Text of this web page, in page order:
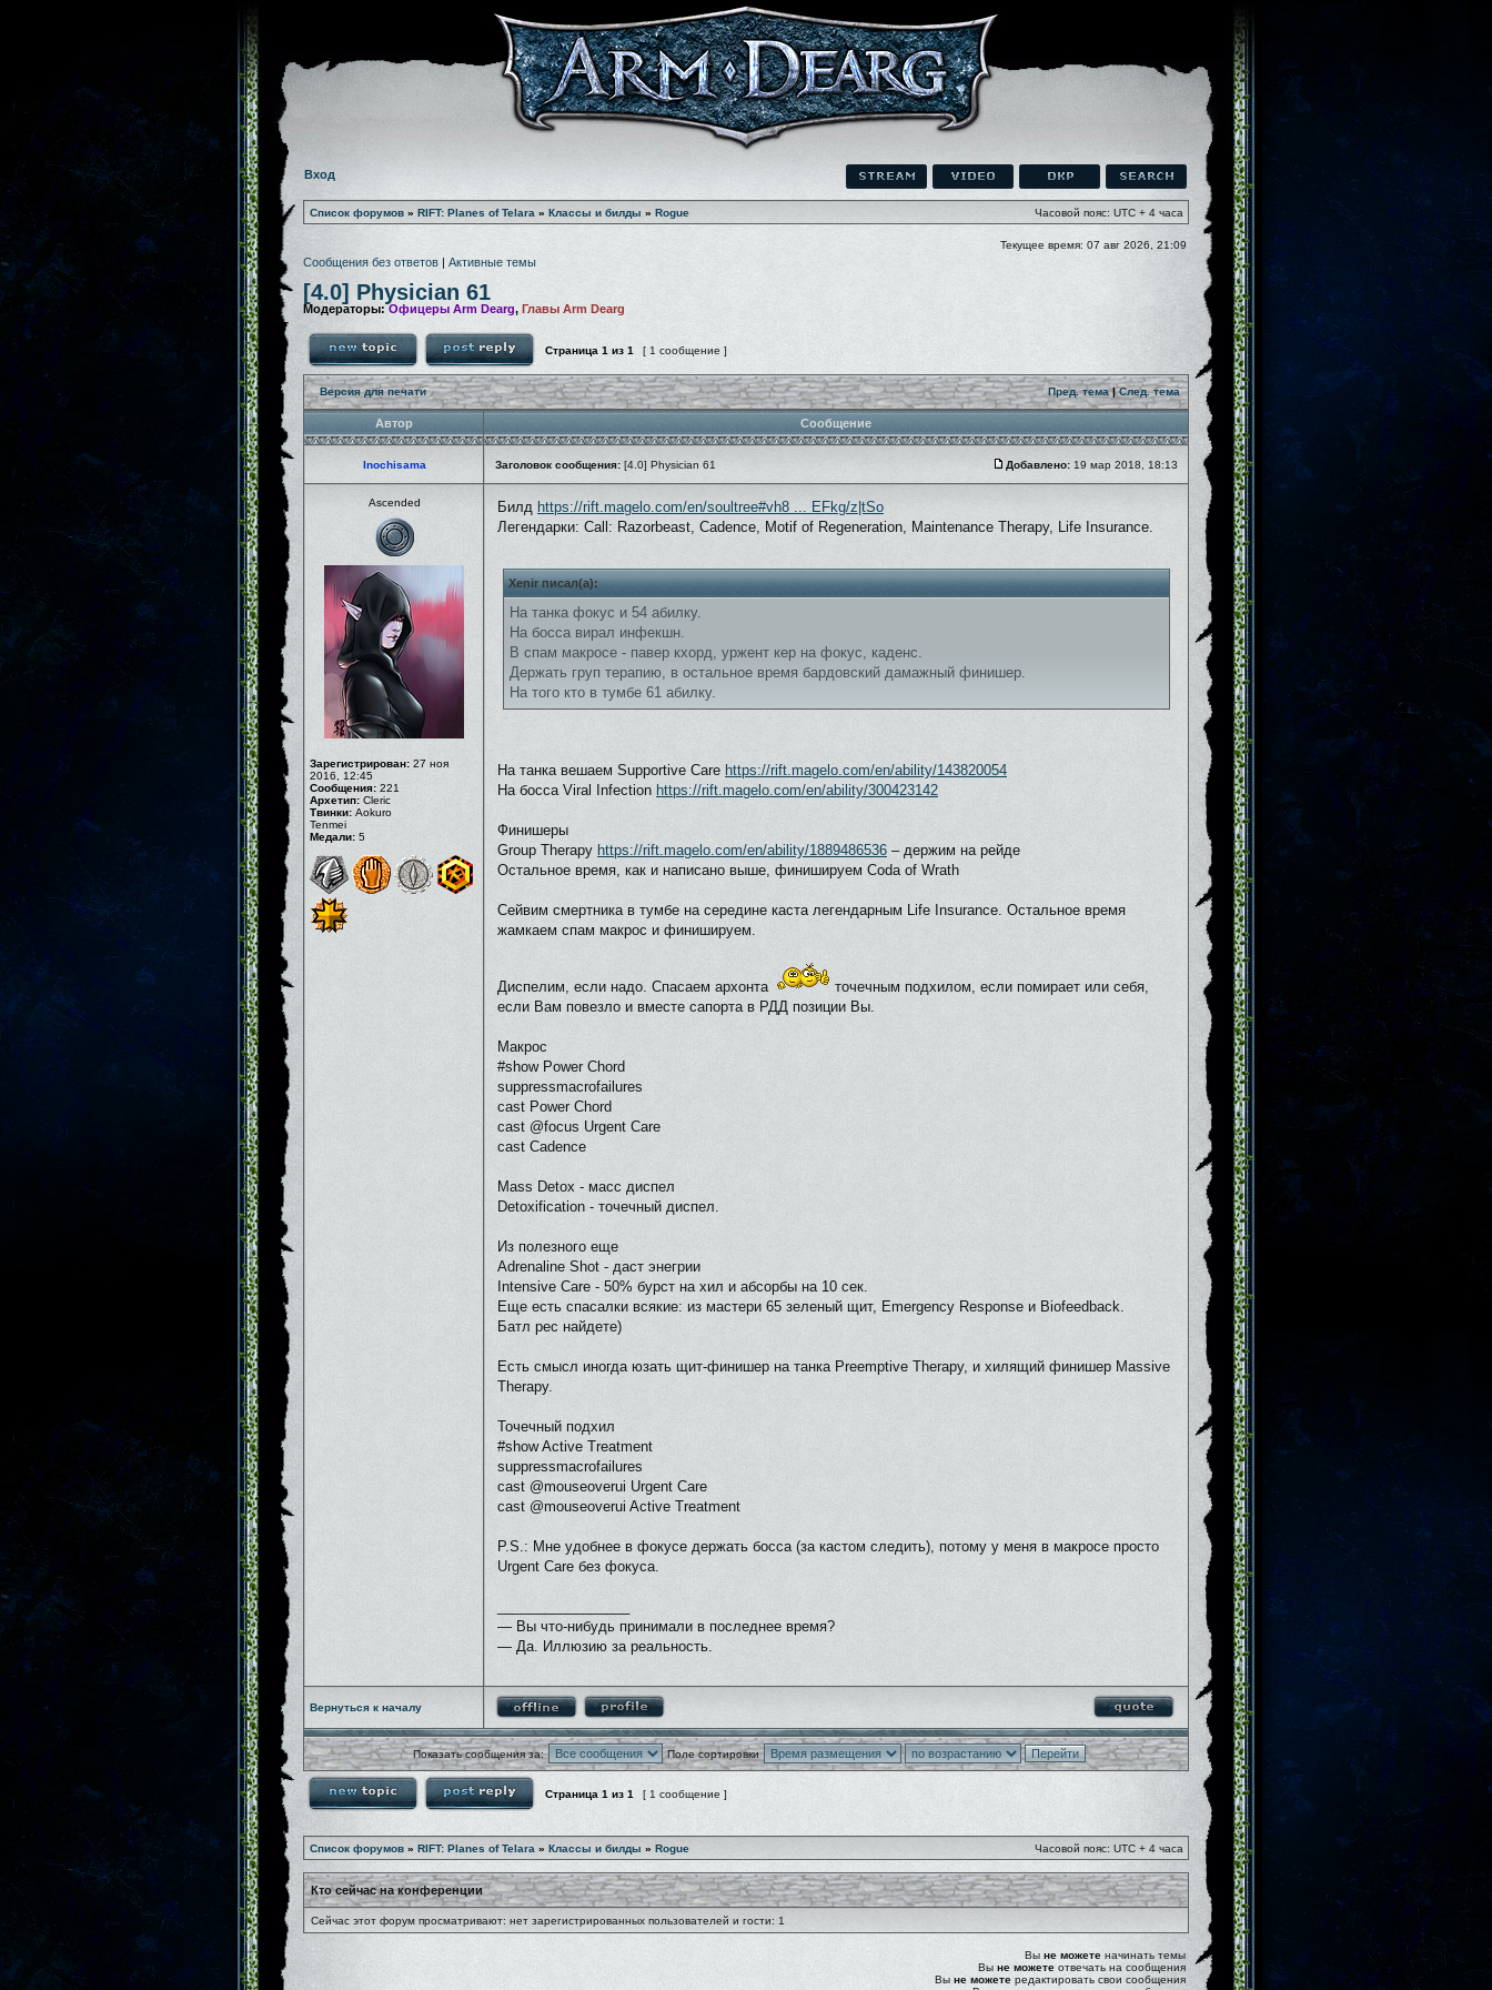
Вход
Список форумов » RIFT: Planes of Telara » Классы и билды » Rogue Часовой пояс: UTC + 4 часа
Текущее время: 07 авг 2026, 21:09
Сообщения без ответов | Активные темы
[4.0] Physician 61
Модераторы:Офицеры Arm Dearg, Главы Arm Dearg
Страница 1 из 1 [ 1 сообщение ]
Версия для печати Пред. тема|След. тема
Автор Сообщение
Inochisama Заголовок сообщения: [4.0] Physician 61 Добавлено: 19 мар 2018, 18:13
Ascended
Зарегистрирован: 27 ноя
2016, 12:45
Сообщения: 221
Архетип: Cleric
Твинки: Aokuro
Tenmei
Медали: 5
Билд https://rift.magelo.com/en/soultree#vh8 ... EFkg/z|tSo
Легендарки: Call: Razorbeast, Cadence, Motif of Regeneration, Maintenance Therapy, Life Insurance.
Xenir писал(а):
На танка фокус и 54 абилку.
На босса вирал инфекшн.
В спам макросе - павер кхорд, уржент кер на фокус, каденс.
Держать груп терапию, в остальное время бардовский дамажный финишер.
На того кто в тумбе 61 абилку.
На танка вешаем Supportive Care https://rift.magelo.com/en/ability/143820054
На босса Viral Infection https://rift.magelo.com/en/ability/300423142
Финишеры
Group Therapy https://rift.magelo.com/en/ability/1889486536 – держим на рейде
Остальное время, как и написано выше, финишируем Coda of Wrath
Сейвим смертника в тумбе на середине каста легендарным Life Insurance. Остальное время
жамкаем спам макрос и финишируем.
Диспелим, если надо. Спасаем архонта
точечным подхилом, если помирает или себя,
если Вам повезло и вместе сапорта в РДД позиции Вы.
Макрос
#show Power Chord
suppressmacrofailures
cast Power Chord
cast @focus Urgent Care
cast Cadence
Mass Detox - масс диспел
Detoxification - точечный диспел.
Из полезного еще
Adrenaline Shot - даст энегрии
Intensive Care - 50% бурст на хил и абсорбы на 10 сек.
Еще есть спасалки всякие: из мастери 65 зеленый щит, Emergency Response и Biofeedback.
Батл рес найдете)
Есть смысл иногда юзать щит-финишер на танка Preemptive Therapy, и хилящий финишер Massive
Therapy.
Точечный подхил
#show Active Treatment
suppressmacrofailures
cast @mouseoverui Urgent Care
cast @mouseoverui Active Treatment
P.S.: Мне удобнее в фокусе держать босса (за кастом следить), потому у меня в макросе просто
Urgent Care без фокуса.
— Вы что-нибудь принимали в последнее время?
— Да. Иллюзию за реальность.
Вернуться к началу
Показать сообщения за: Поле сортировки
Страница 1 из 1 [ 1 сообщение ]
Список форумов » RIFT: Planes of Telara » Классы и билды » Rogue Часовой пояс: UTC + 4 часа
Кто сейчас на конференции
Сейчас этот форум просматривают: нет зарегистрированных пользователей и гости: 1
Вы не можете начинать темы
Вы не можете отвечать на сообщения
Вы не можете редактировать свои сообщения